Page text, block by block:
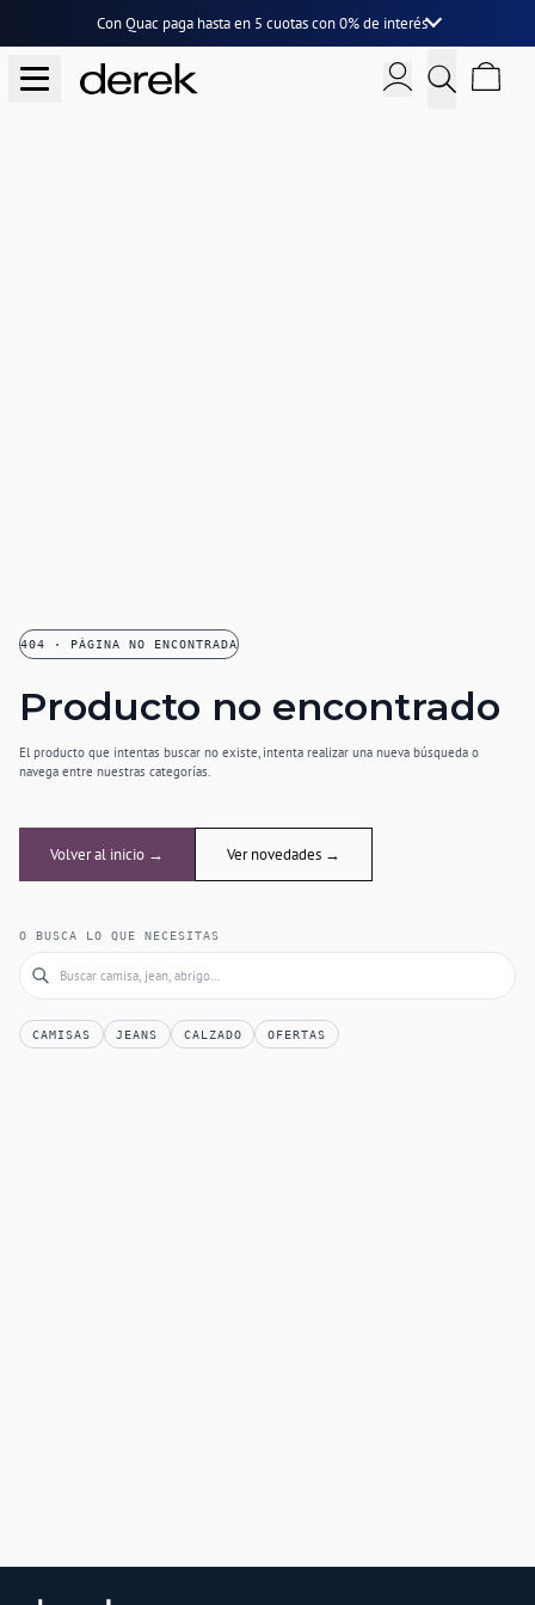
Con Quac paga hasta en 5 cuotascon0% de interés
404 · PÁGINA NO ENCONTRADA
Producto no encontrado
El producto que intentas buscar no existe, intenta realizar una nueva búsqueda o
navega entre nuestras categorías.
Volver al inicio → Ver novedades →
O BUSCA LO QUE NECESITAS
CAMISAS JEANS CALZADO OFERTAS